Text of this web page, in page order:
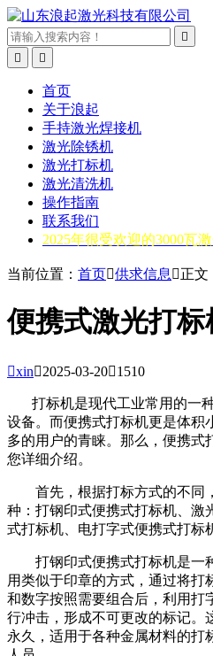



首页
关于浪起
手持激光焊接机
激光除锈机
激光打标机
激光清洗机
操作指南
联系我们
2025年很受欢迎的3000瓦
当前位置： 首页供求信息 正文
便携式激光打标
xin2025-03-201510
打标机是现代工业常用的一
设备。而便携式打标机更是体积
多的用户的青睐。那么，便携式
您详细介绍。
首先，根据打标方式的不同
种：打钢印式便携式打标机、激
式打标机、电打字式便携式打标
打钢印式便携式打标机是一
用类似于印章的方式，通过将打
和数字按照需要组合后，利用打
行冲击，形成不可更改的标记。
永久，适用于各种金属材料的打